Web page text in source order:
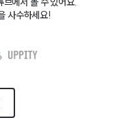
사수하세요!